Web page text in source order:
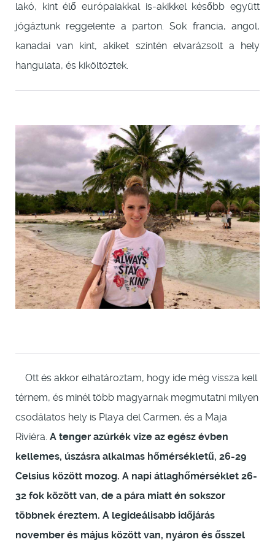
lakó, kint élő európaiakkal is-akikkel később együtt
jógáztunk reggelente a parton. Sok francia, angol,
kanadai van kint, akiket szintén elvarázsolt a hely
hangulata, és kiköltöztek.
Ott és akkor elhatároztam, hogy ide még vissza kell
térnem, és minél több magyarnak megmutatni milyen
csodálatos hely is Playa del Carmen, és a Maja
Riviéra. A tenger azúrkék vize az egész évben
kellemes, úszásra alkalmas hőmérsékletű, 26-29
Celsius között mozog. A napi átlaghőmérséklet 26-
32 fok között van, de a pára miatt én sokszor
többnek éreztem. A legideálisabb időjárás
november és május között van, nyáron és ősszel